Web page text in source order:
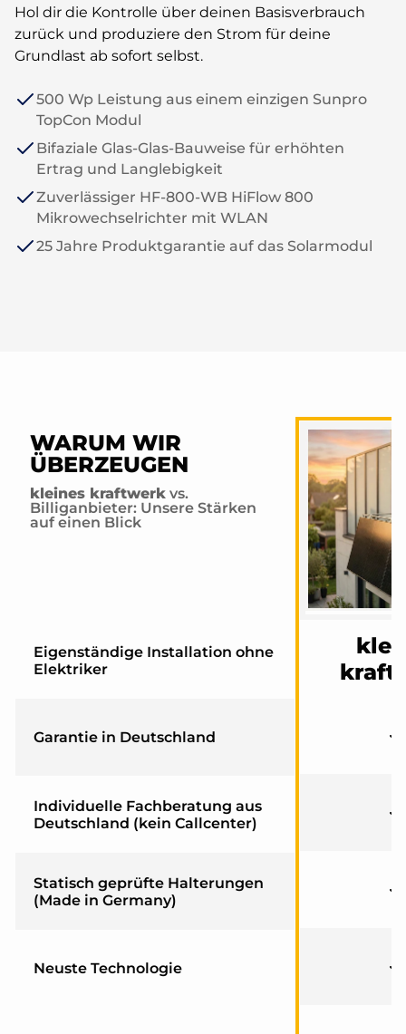
Hol dir die Kontrolle über deinen Basisverbrauch
zurück und produziere den Strom für deine
Grundlast ab sofort selbst.
500 Wp Leistung aus einem einzigen Sunpro
TopCon Modul
Bifaziale Glas-Glas-Bauweise für erhöhten
Ertrag und Langlebigkeit
Zuverlässiger HF-800-WB HiFlow 800
Mikrowechselrichter mit WLAN
25 Jahre Produktgarantie auf das Solarmodul
WARUM WIR
ÜBERZEUGEN
kleines kraftwerk vs.
Billiganbieter: Unsere Stärken
auf einen Blick
Eigenständige Installation ohne
Elektriker
Garantie in Deutschland
Individuelle Fachberatung aus
Deutschland (kein Callcenter)
Statisch geprüfte Halterungen
(Made in Germany)
Neuste Technologie